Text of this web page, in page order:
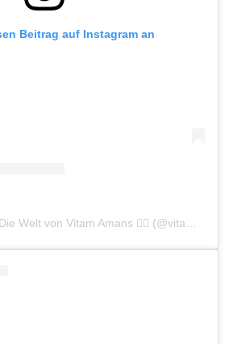
Beitrag auf Instagram an